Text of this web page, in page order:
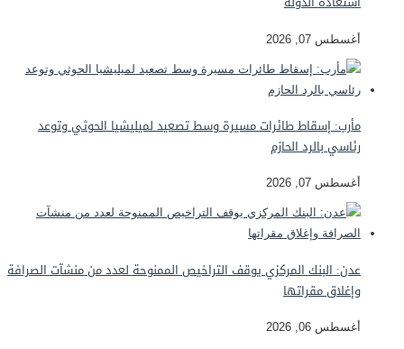
أغسطس 07, 2026
مأرب: إسقاط طائرات مسيرة وسط تصعيد لميليشيا الحوثي وتوعد
رئاسي بالرد الحازم
أغسطس 07, 2026
عدن: البنك المركزي يوقف التراخيص الممنوحة لعدد من منشآت الصرافة
وإغلاق مقراتها
أغسطس 06, 2026